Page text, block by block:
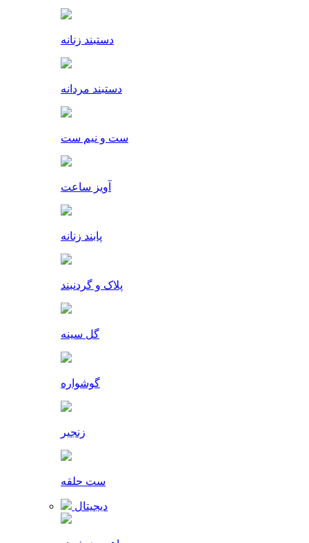
دستبند زنانه
دستبند مردانه
ست و نیم ست
آویز ساعت
پابند زنانه
پلاک و گردنبند
گل سینه
گوشواره
زنجیر
ست حلقه
دیجیتال